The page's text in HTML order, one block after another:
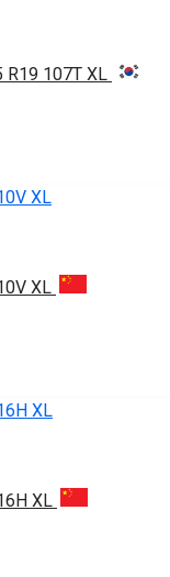
R19 107T XL
XL
XL